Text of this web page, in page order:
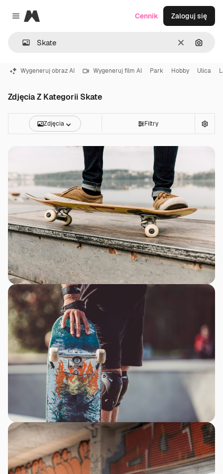
Close menu
Magnific
WyczyśćSzukaj
Cennik Zaloguj się
Wygeneruj obraz AI Wygeneruj film AI Park Hobby Ulica
Zdjęcia Z Kategorii Skate
Zdjęcia Filtry